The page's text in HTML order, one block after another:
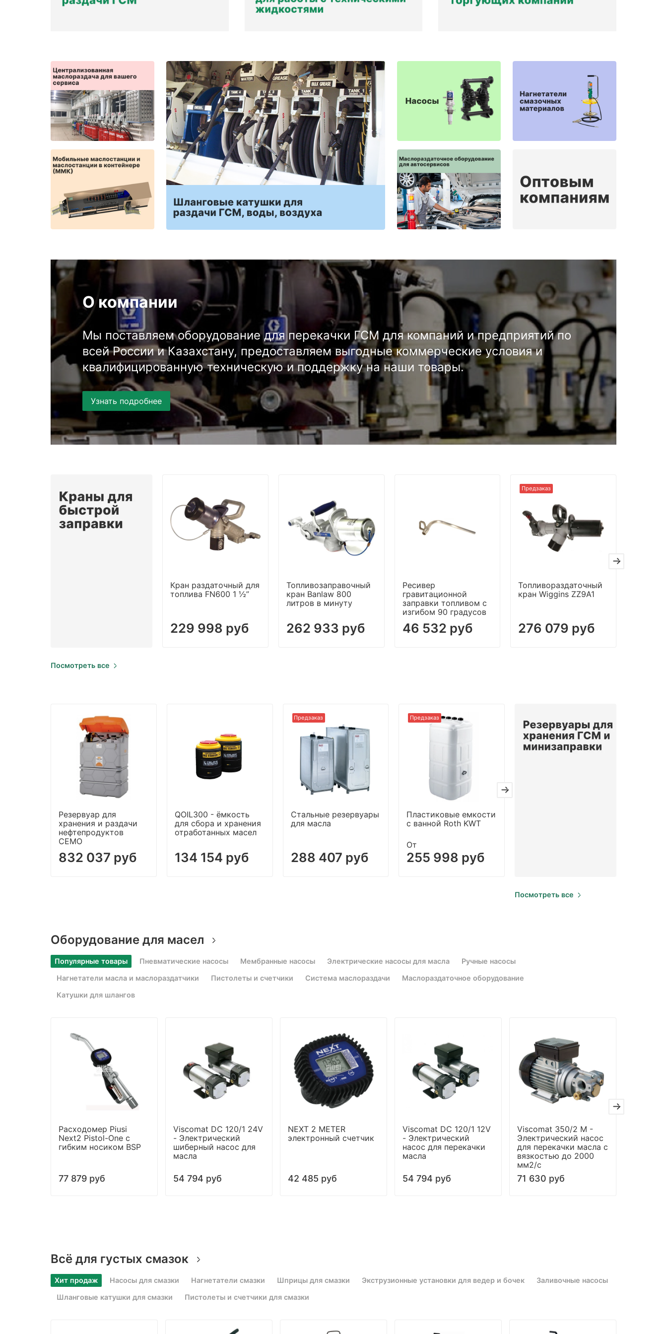
О компании
Мы поставляем оборудование для перекачки ГСМ для компаний и предприятий по
всей России и Казахстану, предоставляем выгодные коммерческие условия и
квалифицированную техническую и поддержку на наши товары.
Узнать подробнее
Посмотреть все
Кран раздаточный для
топлива FN600 1 ½”
229 998 руб
Топливозаправочный
кран Banlaw 800
литров в минуту
262 933 руб
Ресивер
гравитационной
заправки топливом с
изгибом 90 градусов
46 532 руб
Предзаказ
Топливораздаточный
кран Wiggins ZZ9A1
276 079 руб
Посмотреть все
Резервуар для
хранения и раздачи
нефтепродуктов
CEMO
832 037 руб
QOIL300 - ёмкость
для сбора и хранения
отработанных масел
134 154 руб
Предзаказ
Стальные резервуары
для масла
288 407 руб
Предзаказ
Пластиковые емкости
с ванной Roth KWT
От
255 998 руб
Оборудование для масел
Популярные товары Пневматические насосы Мембранные насосы Электрические насосы для масла
Ручные насосы
Нагнетатели масла и маслораздатчики
Пистолеты и счетчики Система маслораздачи
Маслораздаточное оборудование
Катушки для шлангов
Расходомер Piusi
Next2 Pistol-One с
гибким носиком BSP
77 879 руб
Viscomat DC 120/1 24V
- Электрический
шиберный насос для
масла
54 794 руб
NEXT 2 METER
электронный счетчик
42 485 руб
Viscomat DC 120/1 12V
- Электрический
насос для перекачки
масла
54 794 руб
Viscomat 350/2 M -
Электрический насос
для перекачки масла с
вязкостью до 2000
мм2/с
71 630 руб
Всё для густых смазок
Хит продаж Насосы для смазки Нагнетатели смазки Шприцы для смазки Экструзионные установки для ведер и бочек
Заливочные насосы
Шланговые катушки для смазки
Пистолеты и счетчики для смазки